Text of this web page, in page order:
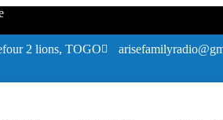
2 lions, TOGO